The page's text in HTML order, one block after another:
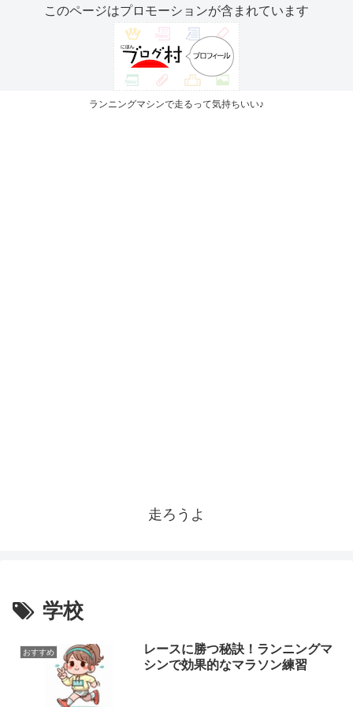
このページはプロモーションが含まれています
ランニングマシンで走るって気持ちいい♪
走ろうよ
学校
おすすめ
レースに勝つ秘訣！ランニングマ
シンで効果的なマラソン練習